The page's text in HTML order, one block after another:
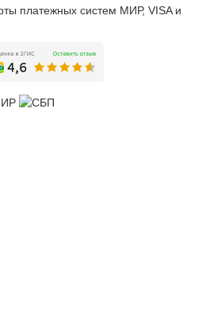
платежных систем МИР, VISA и